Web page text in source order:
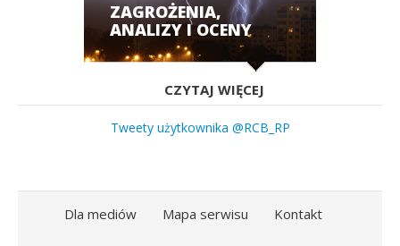
ZAGROŻENIA,
ANALIZY I OCENY
CZYTAJ WIĘCEJ
Tweety użytkownika @RCB_RP
Dla mediów Mapa serwisu Kontakt